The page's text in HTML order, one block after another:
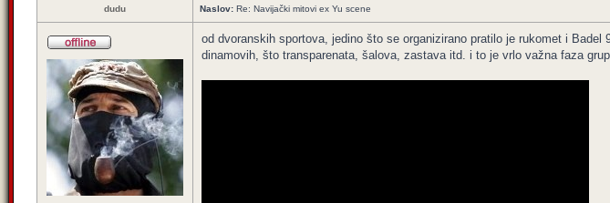
dudu Naslov: Re: Navijački mitovi ex Yu scene
od dvoranskih sportova, jedino što se organizirano pratilo je rukomet i
dinamovih, što transparenata, šalova, zastava itd. i to je vrlo važna faza